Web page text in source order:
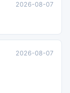
2026-08-07
2026-08-07